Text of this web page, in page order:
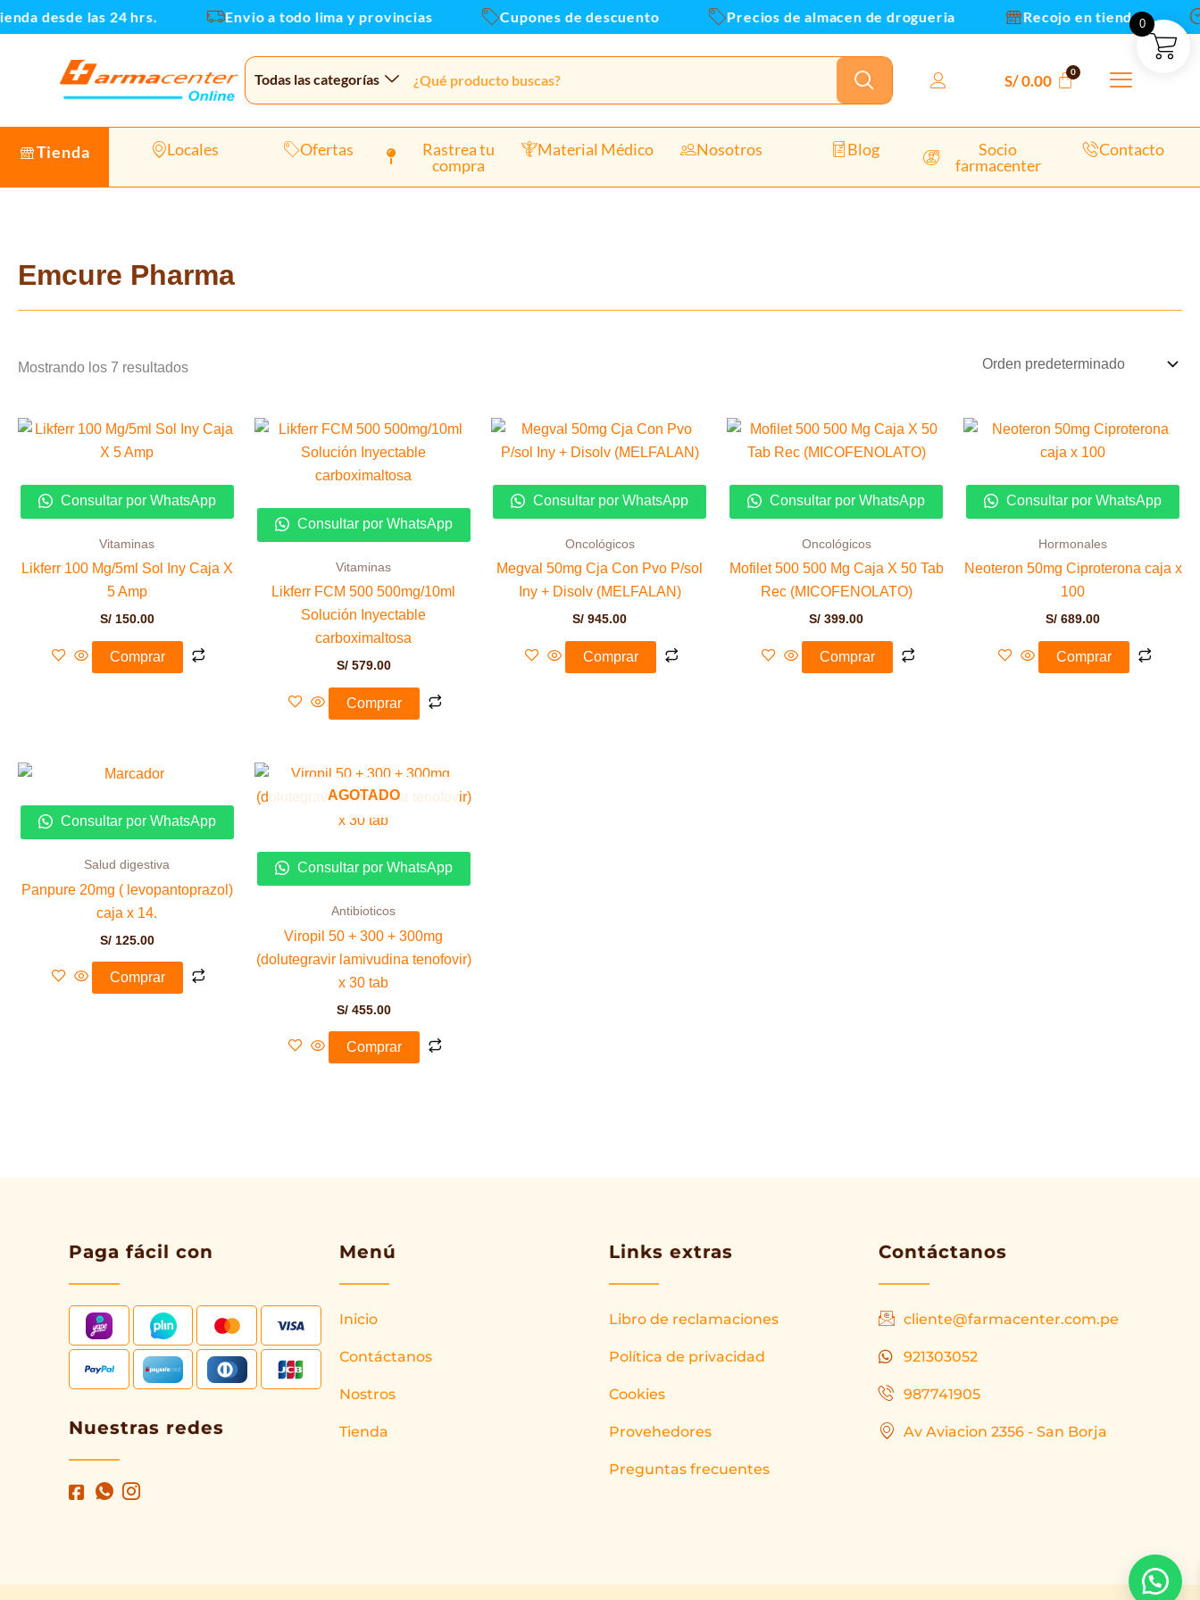
Ir
al
desde las 24 hrs. Envio a todo lima y provincias Cupones de descuento Precios de almacen de drogueria Recojo en tienda
Todas las categorías S/0.00
Tienda Locales Ofertas
Rastrea tu
compra
Material Médico Nosotros Blog
Socio
farmacenter
Contacto
Emcure Pharma
Mostrando los 7 resultados
Consultar por WhatsApp
Vitaminas
Likferr 100 Mg/5ml Sol Iny Caja X
5 Amp
S/150.00
Comprar
Consultar por WhatsApp
Vitaminas
Likferr FCM 500 500mg/10ml
Solución Inyectable
carboximaltosa
S/579.00
Comprar
Consultar por WhatsApp
Oncológicos
Megval 50mg Cja Con Pvo P/sol
Iny + Disolv (MELFALAN)
S/ 945.00
Comprar
Consultar por WhatsApp
Oncológicos
Mofilet 500 500 Mg Caja X 50 Tab
Rec (MICOFENOLATO)
S/ 399.00
Comprar
Consultar por WhatsApp
Hormonales
Neoteron 50mg Ciproterona caja x
100
S/ 689.00
Comprar
Consultar por WhatsApp
Salud digestiva
Panpure 20mg ( levopantoprazol)
caja x 14.
S/125.00
Comprar
AGOTADO
Consultar por WhatsApp
Antibioticos
Viropil 50 + 300 + 300mg
(dolutegravir lamivudina tenofovir)
x 30 tab
S/455.00
Comprar
Paga fácil con
Nuestras redes
Menú
Inicio
Contáctanos
Nostros
Tienda
Links extras
Libro de reclamaciones
Política de privacidad
Cookies
Provehedores
Preguntas frecuentes
Contáctanos
cliente@farmacenter.com.pe
921303052
987741905
Av Aviacion 2356 - San Borja
0